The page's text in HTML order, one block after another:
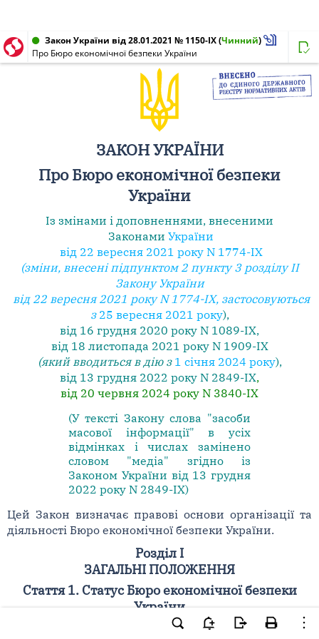
Закон України від 28.01.2021 № 1150-IX(Чинний)
Про Бюро економічної безпеки України